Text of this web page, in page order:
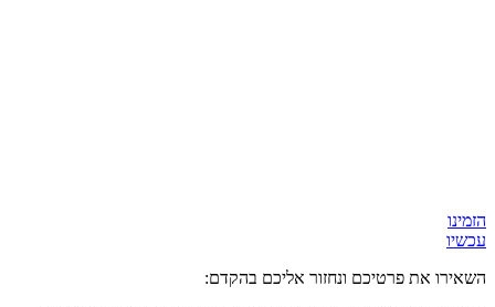
הזמינו
עכשיו
השאירו את פרטיכם ונחזור אליכם בהקדם: